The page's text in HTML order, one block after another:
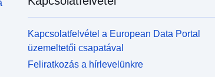
Kapcsolatfelvétel a European Data Portal
üzemeltetői csapatával
Feliratkozás a hírlevelünkre